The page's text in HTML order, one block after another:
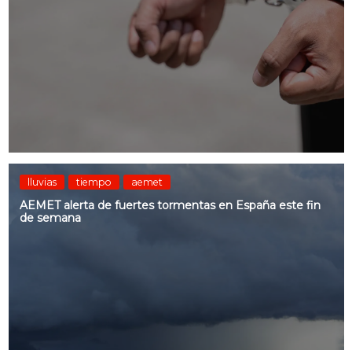
lluvias tiempo aemet
AEMET alerta de fuertes tormentas en España este fin
de semana